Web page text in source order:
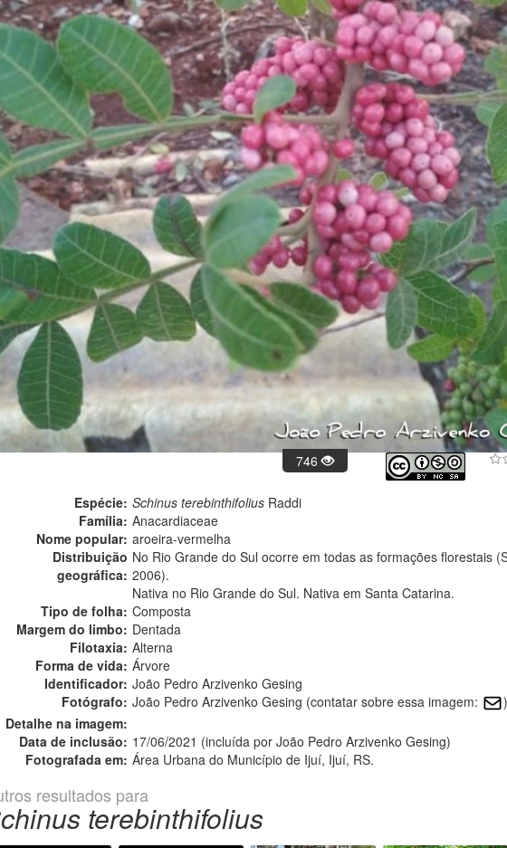
746
Espécie: Schinus terebinthifolius Raddi
Família: Anacardiaceae
Nome popular: aroeira-vermelha
Distribuição
geográfica:
No Rio Grande do Sul ocorre em todas as formações florestais
2006).
Nativa no Rio Grande do Sul. Nativa em Santa Catarina.
Tipo de folha: Composta
Margem do limbo: Dentada
Filotaxia: Alterna
Forma de vida: Árvore
Identificador: João Pedro Arzivenko Gesing
Fotógrafo: João Pedro Arzivenko Gesing (contatar sobre essa imagem:
)
Detalhe na imagem:
Data de inclusão: 17/06/2021 (incluída por João Pedro Arzivenko Gesing)
Fotografada em: Área Urbana do Município de Ijuí, Ijuí, RS.
resultados para
terebinthifolius